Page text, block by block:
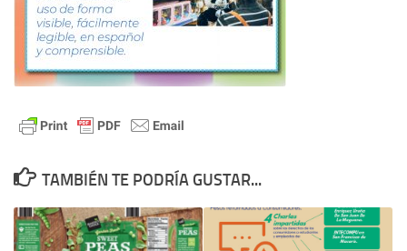
TAMBIÉN TE PODRÍA GUSTAR...